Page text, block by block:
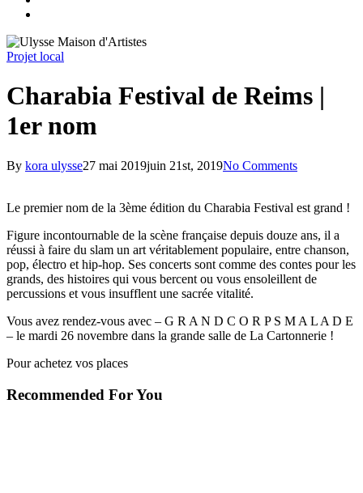
Projet local
Charabia Festival de Reims |
1er nom
By kora ulysse27 mai 2019juin 21st, 2019No Comments
Le premier nom de la 3ème édition du Charabia Festival est grand !
Figure incontournable de la scène française depuis douze ans, il a
réussi à faire du slam un art véritablement populaire, entre chanson,
pop, électro et hip-hop. Ses concerts sont comme des contes pour les
grands, des histoires qui vous bercent ou vous ensoleillent de
percussions et vous insufflent une sacrée vitalité.
Vous avez rendez-vous avec – G R A N D C O R P S M A L A D E
– le mardi 26 novembre dans la grande salle de La Cartonnerie !
Pour achetez vos places
Recommended For You